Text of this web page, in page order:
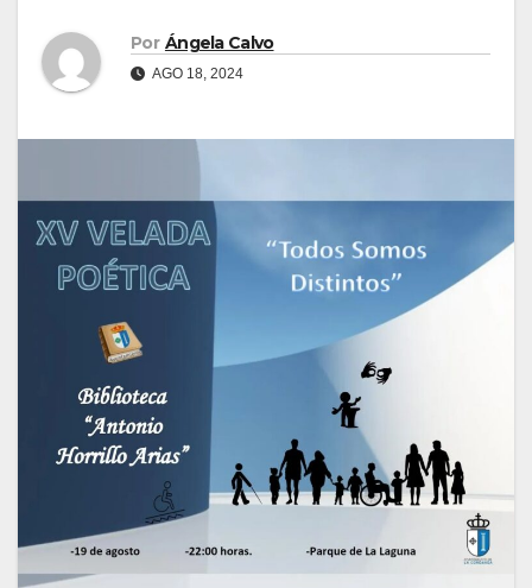
Por Ángela Calvo
AGO 18, 2024